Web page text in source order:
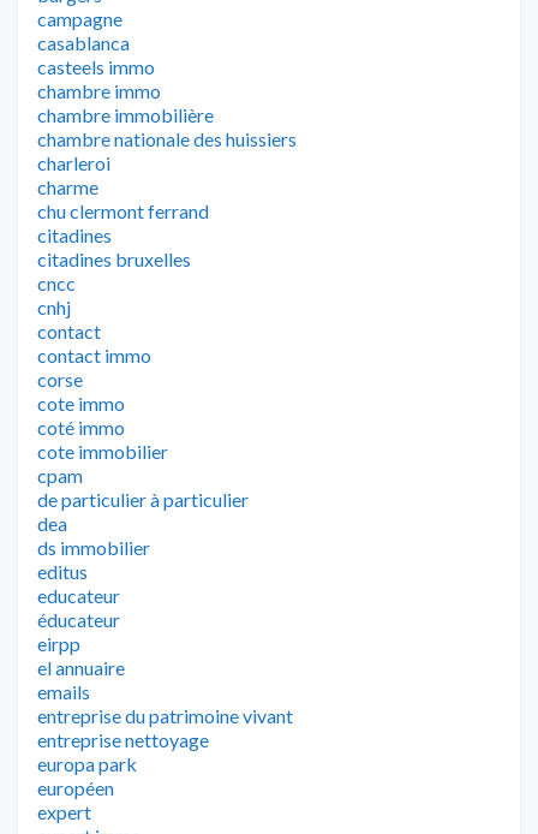
campagne
casablanca
casteels immo
chambre immo
chambre immobilière
chambre nationale des huissiers
charleroi
charme
chu clermont ferrand
citadines
citadines bruxelles
cncc
cnhj
contact
contact immo
corse
cote immo
coté immo
cote immobilier
cpam
de particulier à particulier
dea
ds immobilier
editus
educateur
éducateur
eirpp
el annuaire
emails
entreprise du patrimoine vivant
entreprise nettoyage
europa park
européen
expert